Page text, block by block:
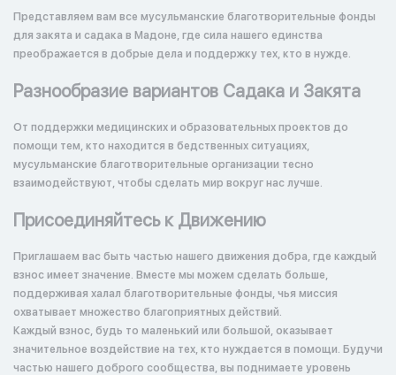
Представляем вам все мусульманские благотворительные фонды
для закята и садака в Мадоне, где сила нашего единства
преображается в добрые дела и поддержку тех, кто в нужде.
Разнообразие вариантов Садака и Закята
От поддержки медицинских и образовательных проектов до
помощи тем, кто находится в бедственных ситуациях,
мусульманские благотворительные организации тесно
взаимодействуют, чтобы сделать мир вокруг нас лучше.
Присоединяйтесь к Движению
Приглашаем вас быть частью нашего движения добра, где каждый
взнос имеет значение. Вместе мы можем сделать больше,
поддерживая халал благотворительные фонды, чья миссия
охватывает множество благоприятных действий.
Каждый взнос, будь то маленький или большой, оказывает
значительное воздействие на тех, кто нуждается в помощи. Будучи
частью нашего доброго сообщества, вы поднимаете уровень